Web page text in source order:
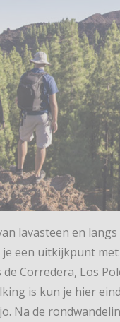
lavasteen en
je een uitkijkpunt
Corredera, Los
is kun je hier
Na de